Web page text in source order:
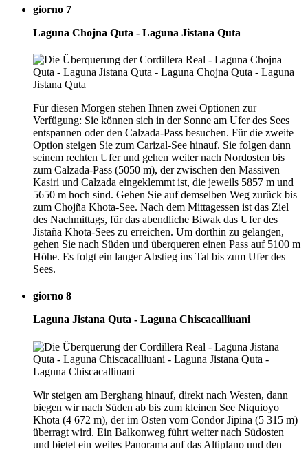
giorno 7
Laguna Chojna Quta - Laguna Jistana Quta
Für diesen Morgen stehen Ihnen zwei Optionen zur
Verfügung: Sie können sich in der Sonne am Ufer des Sees
entspannen oder den Calzada-Pass besuchen. Für die zweite
Option steigen Sie zum Carizal-See hinauf. Sie folgen dann
seinem rechten Ufer und gehen weiter nach Nordosten bis
zum Calzada-Pass (5050 m), der zwischen den Massiven
Kasiri und Calzada eingeklemmt ist, die jeweils 5857 m und
5650 m hoch sind. Gehen Sie auf demselben Weg zurück bis
zum Chojña Khota-See. Nach dem Mittagessen ist das Ziel
des Nachmittags, für das abendliche Biwak das Ufer des
Jistaña Khota-Sees zu erreichen. Um dorthin zu gelangen,
gehen Sie nach Süden und überqueren einen Pass auf 5100 m
Höhe. Es folgt ein langer Abstieg ins Tal bis zum Ufer des
Sees.
giorno 8
Laguna Jistana Quta - Laguna Chiscacalliuani
Wir steigen am Berghang hinauf, direkt nach Westen, dann
biegen wir nach Süden ab bis zum kleinen See Niquioyo
Khota (4 672 m), der im Osten vom Condor Jipina (5 315 m)
überragt wird. Ein Balkonweg führt weiter nach Südosten
und bietet ein weites Panorama auf das Altiplano und den